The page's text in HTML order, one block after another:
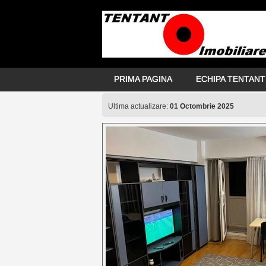
PRIMA PAGINA ECHIPA TENTANT
2 camere zona Iancului,
Ultima actualizare: 01 Octombrie 2025